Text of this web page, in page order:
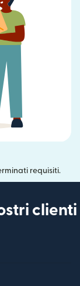
requisiti.
clienti